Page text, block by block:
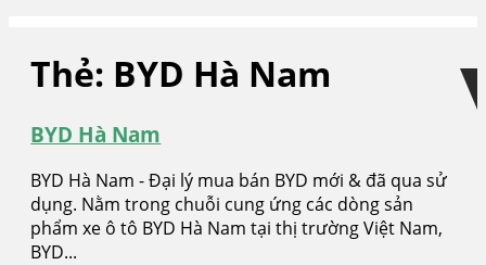
navigation
content
Thẻ: BYD Hà Nam
BYD Hà Nam
BYD Hà Nam - Đại lý mua bán BYD mới & đã qua sử
dụng. Nằm trong chuỗi cung ứng các dòng sản
phẩm xe ô tô BYD Hà Nam tại thị trường Việt Nam,
BYD...